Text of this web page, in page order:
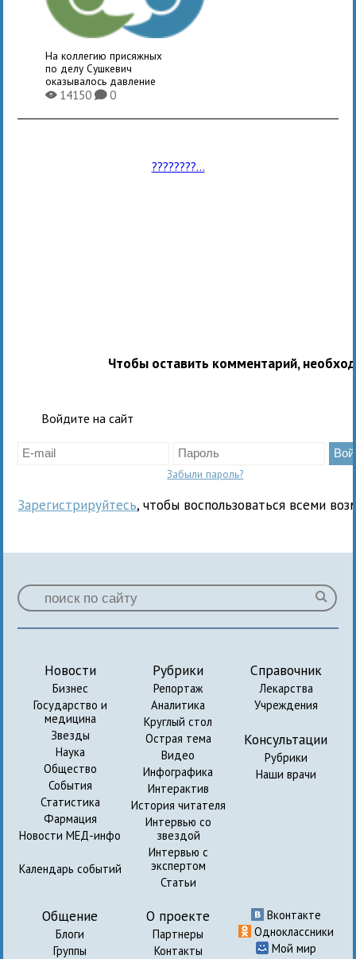
На коллегию присяжных
по делу Сушкевич
оказывалось давление
X14150K0
????????...
Чтобы оставить комментарий,
Войдите на сайт
Забыли пароль?
Зарегистрируйтесь, чтобы воспользоваться всеми
Новости
Бизнес
Государство и
медицина
Звезды
Наука
Общество
События
Статистика
Фармация
Новости МЕД-инфо
Календарь событий
Рубрики
Репортаж
Аналитика
Круглый стол
Острая тема
Видео
Инфографика
Интерактив
История читателя
Интервью со
звездой
Интервью с
экспертом
Статьи
Справочник
Лекарства
Учреждения
Консультации
Рубрики
Наши врачи
Общение
Блоги
Группы
О проекте
Партнеры
Контакты
Вконтакте
Одноклассники
Мой мир